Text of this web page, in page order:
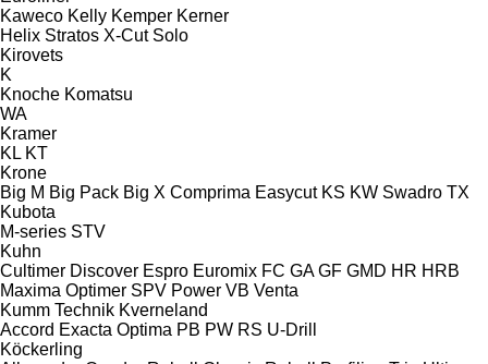
Kaweco Kelly Kemper Kerner
Helix Stratos X-Cut Solo
Kirovets
K
Knoche Komatsu
WA
Kramer
KL KT
Krone
Big M Big Pack Big X Comprima Easycut KS KW Swadro TX
Kubota
M-series STV
Kuhn
Cultimer Discover Espro Euromix FC GA GF GMD HR HRB
Maxima Optimer SPV Power VB Venta
Kumm Technik Kverneland
Accord Exacta Optima PB PW RS U-Drill
Köckerling